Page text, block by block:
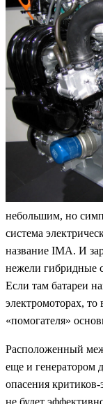
небольшим, но
система
название IMA. И
нежели гибридные
Если там батареи
электромоторах,
«помогателя»
Расположенный
еще и генератором
опасения критиков-